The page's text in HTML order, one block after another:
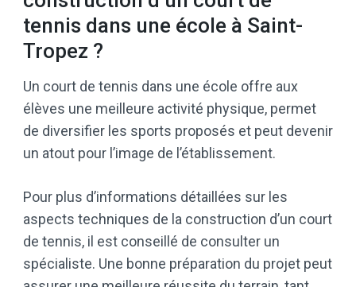
tennis dans une école à Saint-
Tropez ?
Un court de tennis dans une école offre aux
élèves une meilleure activité physique, permet
de diversifier les sports proposés et peut devenir
un atout pour l’image de l’établissement.
Pour plus d’informations détaillées sur les
aspects techniques de la construction d’un court
de tennis, il est conseillé de consulter un
spécialiste. Une bonne préparation du projet peut